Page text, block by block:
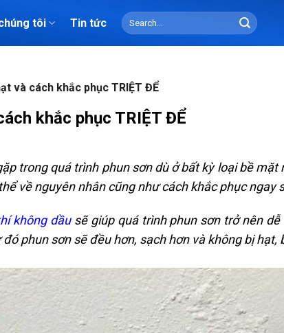
tôi Tin tức
Search
for:
và cách khắc phục TRIỆT ĐỂ
khắc phục TRIỆT ĐỂ
trong quá trình phun sơn dù ở bất kỳ loại bề
về nguyên nhân cũng như cách khắc phục ngay
không dầusẽ giúp quá trình phun sơn trở nên
phun sơn sẽ đều hơn, sạch hơn và không bị hạt,